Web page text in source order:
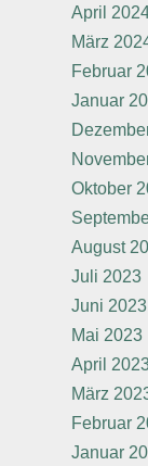
April
März
Februar
Januar
Oktober
August
Juli 2023
Juni 2023
Mai 2023
April
März
Februar
Januar